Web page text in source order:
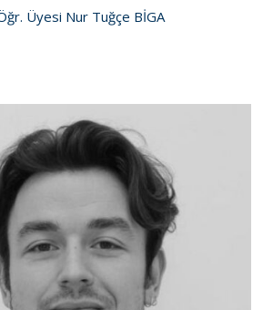
Üyesi Nur Tuğçe BİGA